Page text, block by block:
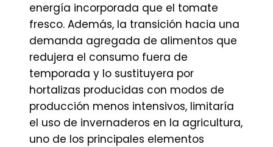
energía incorporada que el tomate
fresco. Además, la transición hacia una
demanda agregada de alimentos que
redujera el consumo fuera de
temporada y lo sustituyera por
hortalizas producidas con modos de
producción menos intensivos, limitaría
el uso de invernaderos en la agricultura,
uno de los principales elementos